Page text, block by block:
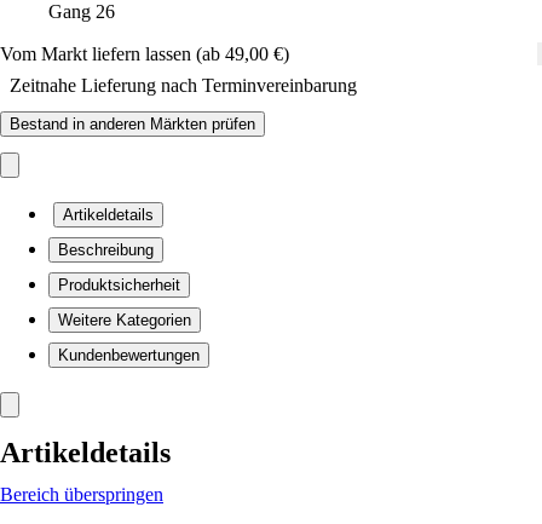
Gang 26
Vom Markt liefern lassen (ab 49,00 €)
Zeitnahe Lieferung nach Terminvereinbarung
Bestand in anderen Märkten prüfen
Artikeldetails
Beschreibung
Produktsicherheit
Weitere Kategorien
Kundenbewertungen
Artikeldetails
Bereich überspringen